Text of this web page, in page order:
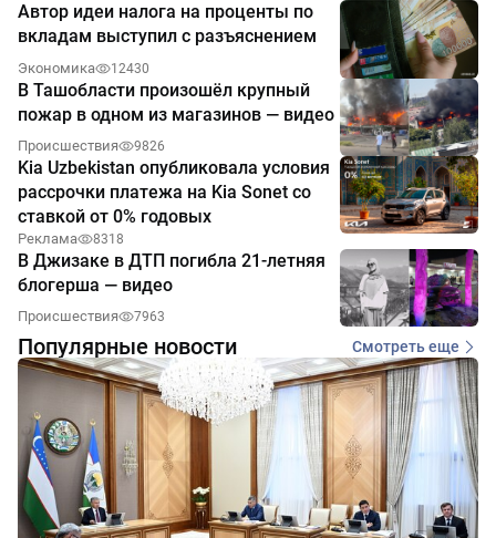
Автор идеи налога на проценты по
вкладам выступил с разъяснением
Экономика 12430
В Ташобласти произошёл крупный
пожар в одном из магазинов — видео
Происшествия 9826
Kia Uzbekistan опубликовала условия
рассрочки платежа на Kia Sonet со
ставкой от 0% годовых
Реклама 8318
В Джизаке в ДТП погибла 21-летняя
блогерша — видео
Происшествия 7963
Популярные новости Смотреть еще